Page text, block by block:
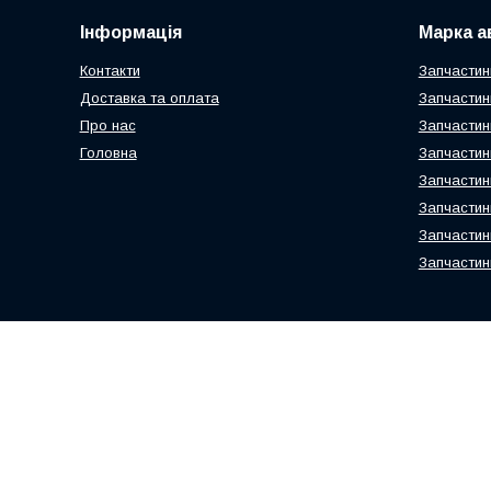
Інформація
Контакти
Доставка та оплата
Про нас
Головна
Марка